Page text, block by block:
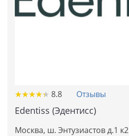
★★★★★
★★★★★ 8.8 Отзывы
Edentiss (Эдентисс)
Москва, ш. Энтузиастов д.1 к2